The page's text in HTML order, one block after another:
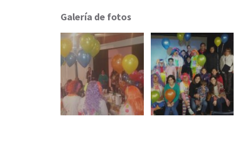
Galería de fotos